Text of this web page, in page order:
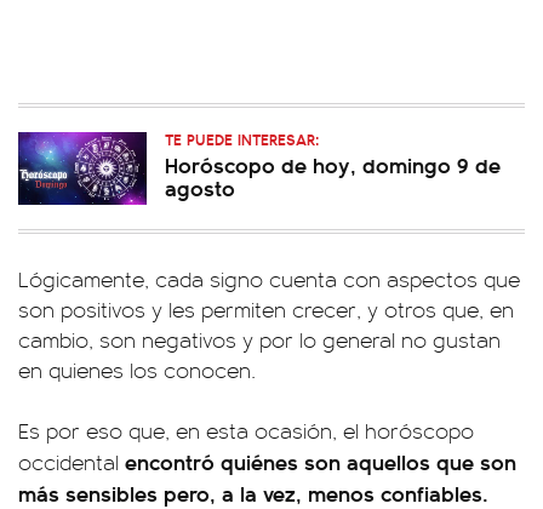
TE PUEDE INTERESAR:
Horóscopo de hoy, domingo 9 de
agosto
Lógicamente, cada signo cuenta con aspectos que
son positivos y les permiten crecer, y otros que, en
cambio, son negativos y por lo general no gustan
en quienes los conocen.
Es por eso que, en esta ocasión, el horóscopo
occidental encontró quiénes son aquellos que son
más sensibles pero, a la vez, menos confiables.